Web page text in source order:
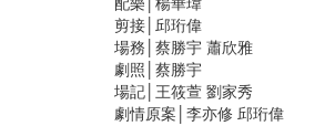
剪接│邱珩偉
場務│蔡勝宇 蕭欣雅
劇照│蔡勝宇
場記│王筱萱 劉家秀
劇情原案│李亦修 邱珩偉